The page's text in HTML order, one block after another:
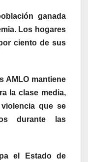
ganada
Los hogares
ciento de sus
AMLO mantiene
la clase media,
que se
durante las
el Estado de